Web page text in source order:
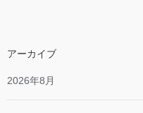
アーカイブ
2026年8月